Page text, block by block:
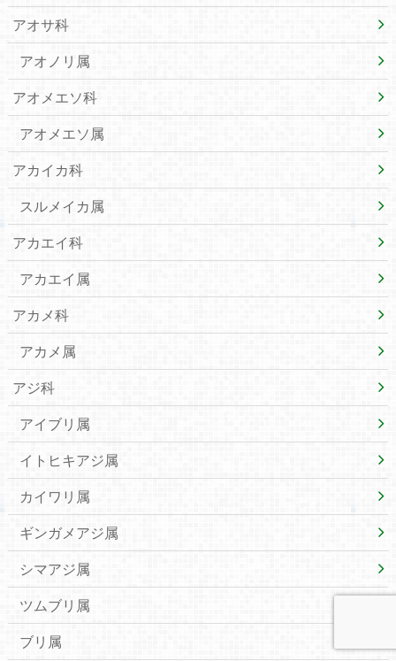
アオサ科
アオノリ属
アオメエソ科
アオメエソ属
アカイカ科
スルメイカ属
アカエイ科
アカエイ属
アカメ科
アカメ属
アジ科
アイブリ属
イトヒキアジ属
カイワリ属
ギンガメアジ属
シマアジ属
ツムブリ属
ブリ属